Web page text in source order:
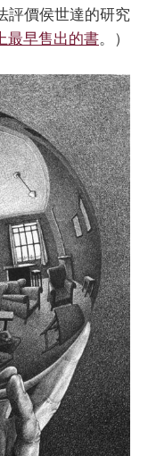
評價侯世達的研究
最早售出的書。）